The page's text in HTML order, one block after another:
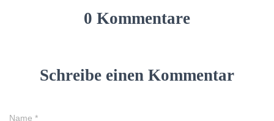
0 Kommentare
Schreibe einen Kommentar
Name *